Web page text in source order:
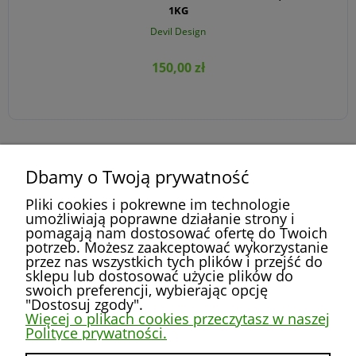
1KG
Devil Design
150,00 zł
DO KOSZYKA
1 3 4
POMOC
MOJE KONTO
Dbamy o Twoją prywatność
Pliki cookies i pokrewne im technologie
umożliwiają poprawne działanie strony i
pomagają nam dostosować ofertę do Twoich
potrzeb. Możesz zaakceptować wykorzystanie
przez nas wszystkich tych plików i przejść do
sklepu lub dostosować użycie plików do
swoich preferencji, wybierając opcję
"Dostosuj zgody".
Więcej o plikach cookies przeczytasz w naszej
Polityce prywatności.